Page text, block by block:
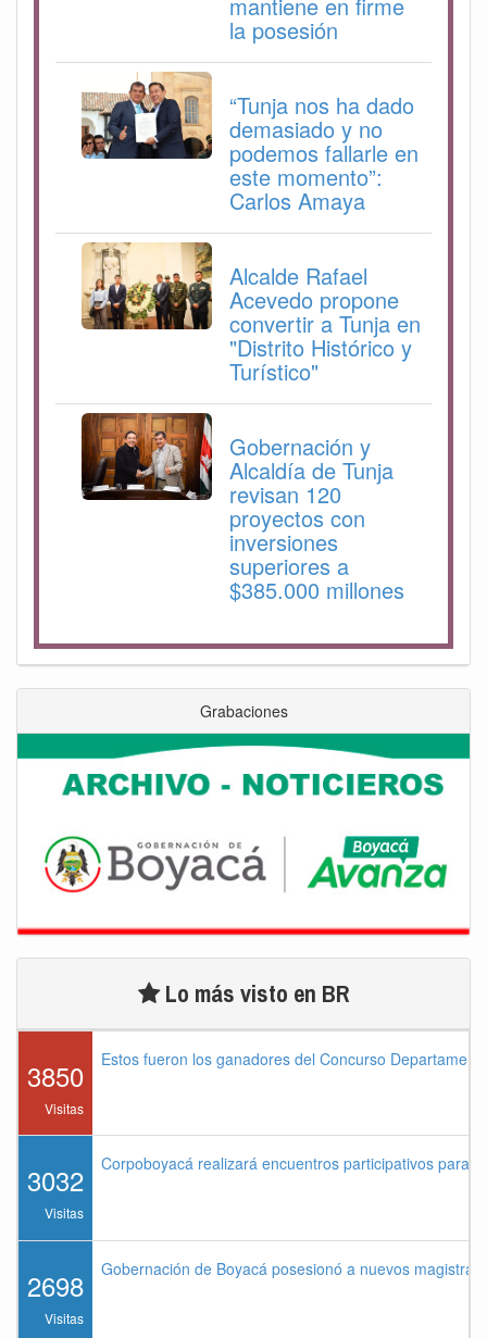
la posesión
“Tunja nos ha dado
demasiado y no
podemos fallarle en
este momento”:
Carlos Amaya
Alcalde Rafael
Acevedo propone
convertir a Tunja en
"Distrito Histórico y
Turístico"
Gobernación y
Alcaldía de Tunja
revisan 120
proyectos con
inversiones
superiores a
$385.000 millones
Grabaciones
Lo más visto en BR
3850
Visitas
Estos fueron los ganadores del Concurso
3032
Visitas
Corpoboyacá realizará encuentros participativos para
2698
Visitas
Gobernación de Boyacá posesionó a nuevos